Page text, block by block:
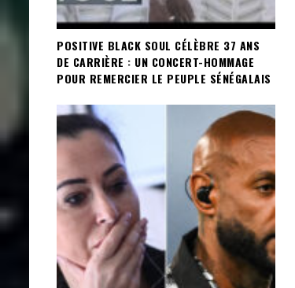
POSITIVE BLACK SOUL CÉLÈBRE 37 ANS
DE CARRIÈRE : UN CONCERT-HOMMAGE
POUR REMERCIER LE PEUPLE SÉNÉGALAIS